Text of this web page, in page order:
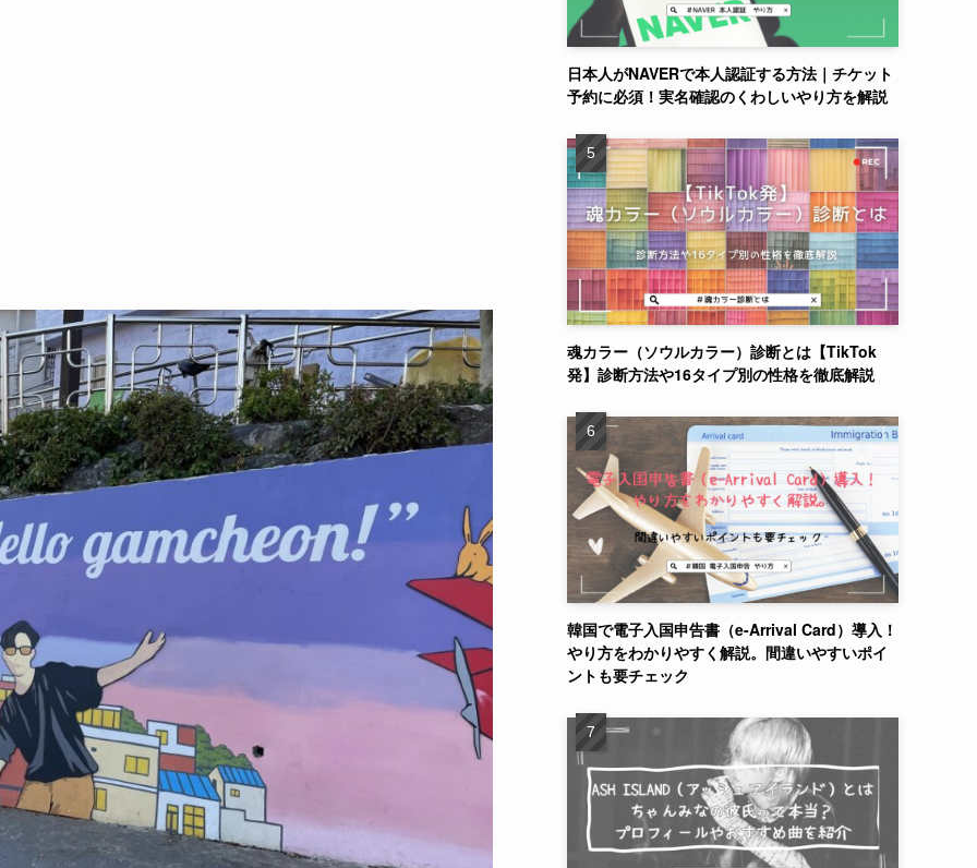
日本人がNAVERで本人認証する方法｜チケット
予約に必須！実名確認のくわしいやり方を解説
魂カラー（ソウルカラー）診断とは【TikTok
発】診断方法や16タイプ別の性格を徹底解説
韓国で電子入国申告書（e-Arrival Card）導入！
やり方をわかりやすく解説。間違いやすいポイ
ントも要チェック